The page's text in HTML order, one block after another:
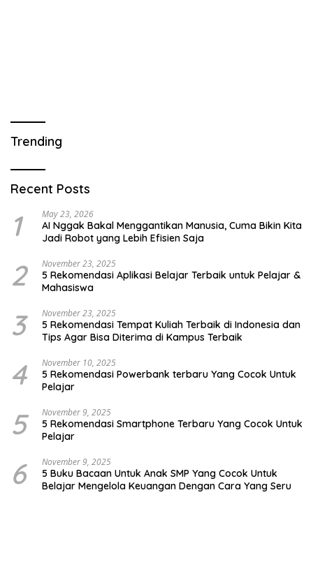
Trending
Recent Posts
1 May 23, 2026
AI Nggak Bakal Menggantikan Manusia, Cuma Bikin Kita
Jadi Robot yang Lebih Efisien Saja
2 November 23, 2025
5 Rekomendasi Aplikasi Belajar Terbaik untuk Pelajar &
Mahasiswa
3 November 23, 2025
5 Rekomendasi Tempat Kuliah Terbaik di Indonesia dan
Tips Agar Bisa Diterima di Kampus Terbaik
4 November 10, 2025
5 Rekomendasi Powerbank terbaru Yang Cocok Untuk
Pelajar
5 November 9, 2025
5 Rekomendasi Smartphone Terbaru Yang Cocok Untuk
Pelajar
6 November 9, 2025
5 Buku Bacaan Untuk Anak SMP Yang Cocok Untuk
Belajar Mengelola Keuangan Dengan Cara Yang Seru